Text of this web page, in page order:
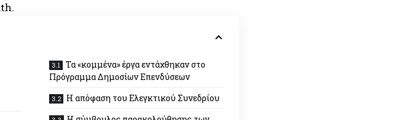
Τα «κομμένα» έργα εντάχθηκαν στο
Πρόγραμμα Δημοσίων Επενδύσεων
Η απόφαση του Ελεγκτικού Συνεδρίου